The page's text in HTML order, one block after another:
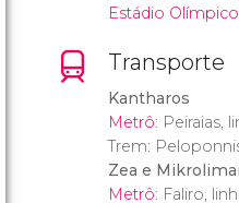
Estádio
Transporte
Kantharos
Metrô: Peiraias,
Trem:
Zea e
Metrô: Faliro,